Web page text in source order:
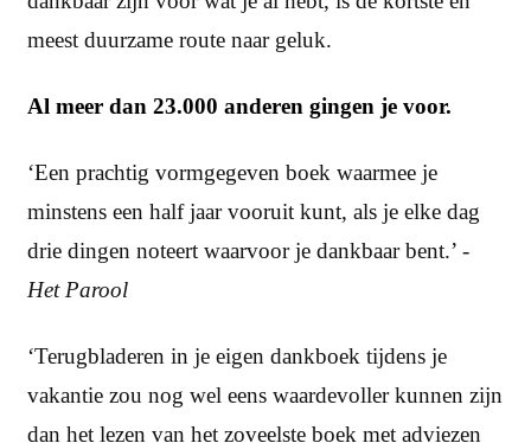
meest duurzame route naar geluk.
Al meer dan 23.000 anderen gingen je voor.
‘Een prachtig vormgegeven boek waarmee je
minstens een half jaar vooruit kunt, als je elke dag
drie dingen noteert waarvoor je dankbaar bent.’ -
Het Parool
‘Terugbladeren in je eigen dankboek tijdens je
vakantie zou nog wel eens waardevoller kunnen zijn
dan het lezen van het zoveelste boek met adviezen